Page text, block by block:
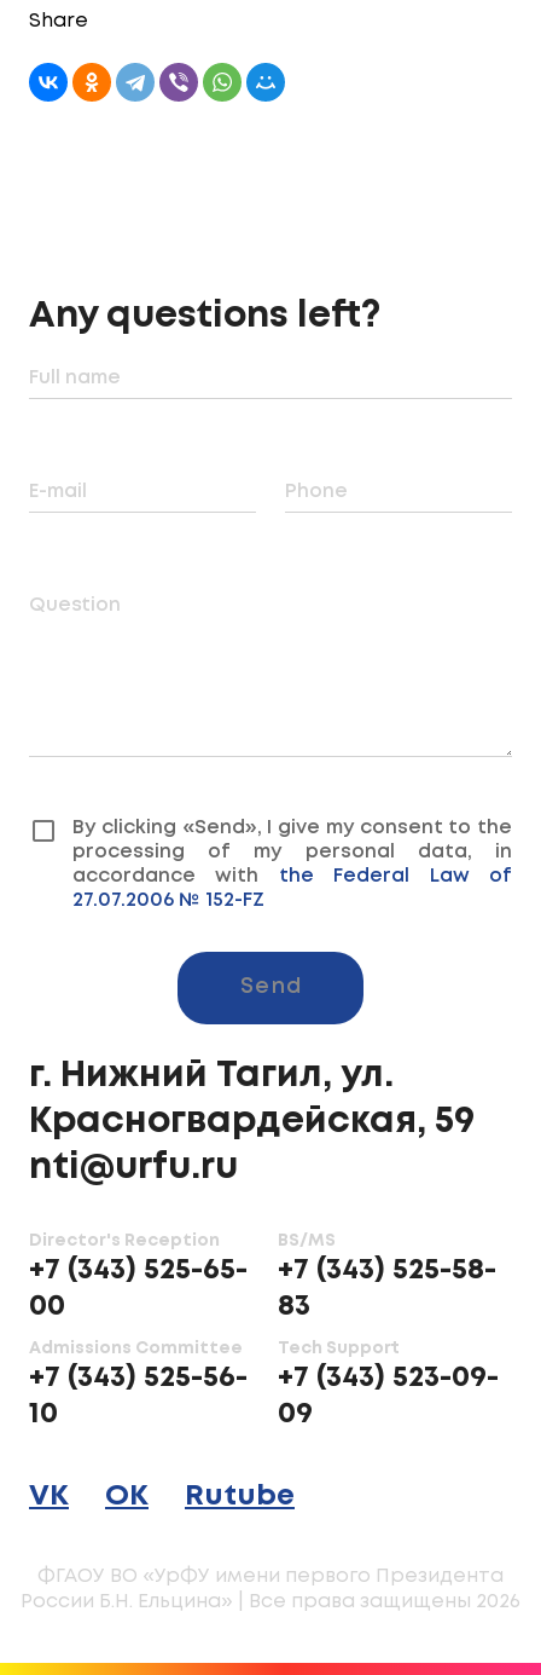
Share
г. Нижний Тагил, ул.
Красногвардейская, 59
nti@urfu.ru
Director's Reception
+7 (343) 525-65-
00
Admissions Committee
+7 (343) 525-56-
10
BS/MS
+7 (343) 525-58-
83
Tech Support
+7 (343) 523-09-
09
VK OK Rutube
Any questions left?
Full name
E-mail Phone
Question
By clicking «Send», I give my consent to the
processing of my personal data, in
accordance with the Federal Law of
27.07.2006 № 152-FZ
Send
ФГАОУ ВО «УрФУ имени первого Президента
России Б.Н. Ельцина» | Все права защищены 2026